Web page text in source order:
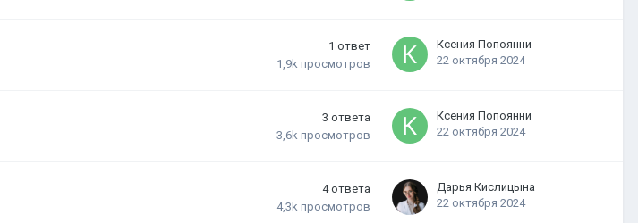
1 ответ
1,9k просмотров
Ксения Попоянни
22 октября 2024
3 ответа
3,6k просмотров
Ксения Попоянни
22 октября 2024
4 ответа
4,3k просмотров
Дарья Кислицына
22 октября 2024